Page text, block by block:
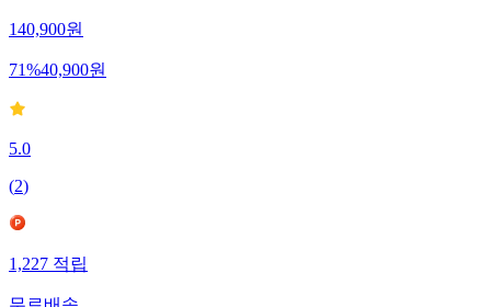
140,900원
71%40,900원
5.0
(2)
1,227 적립